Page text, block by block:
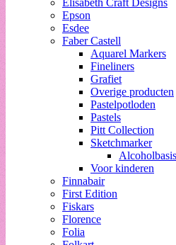
Epson
Esdee
Faber Castell
Aquarel Markers
Fineliners
Grafiet
Overige producten
Pastelpotloden
Pastels
Pitt Collection
Sketchmarker
Alcoholbasis
Voor kinderen
Finnabair
First Edition
Fiskars
Florence
Folia